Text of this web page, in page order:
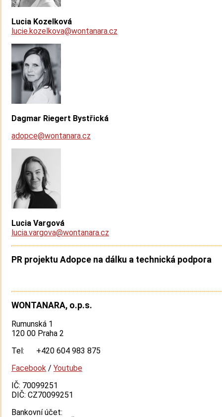
Lucia Kozelková
lucie.kozelkova@wontanara.cz
Dagmar Riegert Bystřická
adopce@wontanara.cz
Lucia Vargová
lucia.vargova@wontanara.cz
PR projektu Adopce na dálku a technická podpora
WONTANARA, o.p.s.
Rumunská 1
120 00 Praha 2
Tel: +420 604 983 875
Facebook / Youtube
IČ: 70099251
DIČ: CZ70099251
Bankovní účet: